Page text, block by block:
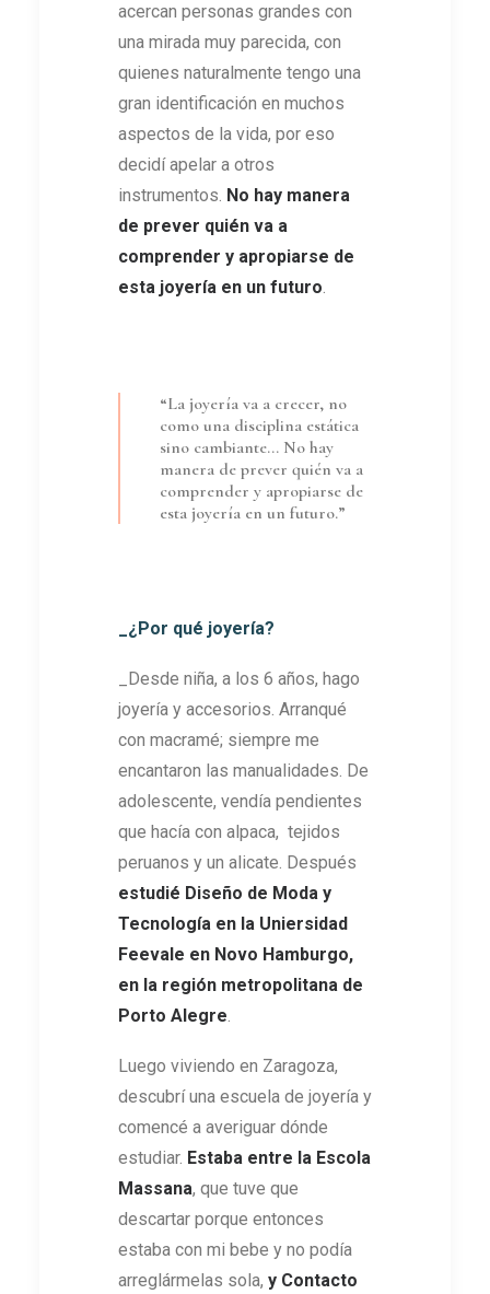
acercan personas grandes con
una mirada muy parecida, con
quienes naturalmente tengo una
gran identificación en muchos
aspectos de la vida, por eso
decidí apelar a otros
instrumentos. No hay manera
de prever quién va a
comprender y apropiarse de
esta joyería en un futuro.
“La joyería va a crecer, no
como una disciplina estática
sino cambiante… No hay
manera de prever quién va a
comprender y apropiarse de
esta joyería en un futuro.”
_¿Por qué joyería?
_Desde niña, a los 6 años, hago
joyería y accesorios. Arranqué
con macramé; siempre me
encantaron las manualidades. De
adolescente, vendía pendientes
que hacía con alpaca, tejidos
peruanos y un alicate. Después
estudié Diseño de Moda y
Tecnología en la Uniersidad
Feevale en Novo Hamburgo,
en la región metropolitana de
Porto Alegre.
Luego viviendo en Zaragoza,
descubrí una escuela de joyería y
comencé a averiguar dónde
estudiar. Estaba entre la Escola
Massana, que tuve que
descartar porque entonces
estaba con mi bebe y no podía
arreglármelas sola, y Contacto